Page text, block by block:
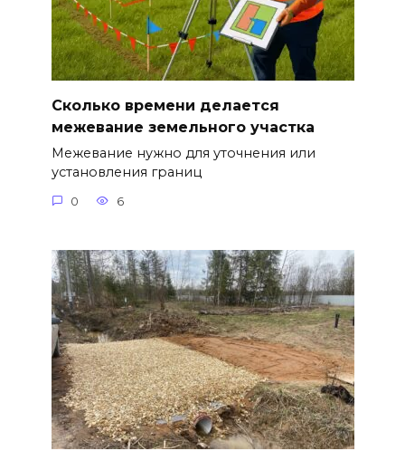
Сколько времени делается
межевание земельного участка
Межевание нужно для уточнения или
установления границ
0 6